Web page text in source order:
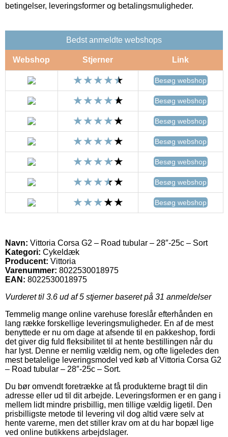
betingelser, leveringsformer og betalingsmuligheder.
Bedst anmeldte webshops
Webshop Stjerner Link
Besøg webshop
Besøg webshop
Besøg webshop
Besøg webshop
Besøg webshop
Besøg webshop
Besøg webshop
Navn: Vittoria Corsa G2 – Road tubular – 28″-25c – Sort
Kategori: Cykeldæk
Producent: Vittoria
Varenummer: 8022530018975
EAN: 8022530018975
Vurderet til 3.6 ud af 5 stjerner baseret på 31 anmeldelser
Temmelig mange online varehuse foreslår efterhånden en
lang række forskellige leveringsmuligheder. En af de mest
benyttede er nu om dage at afsende til en pakkeshop, fordi
det giver dig fuld fleksibilitet til at hente bestillingen når du
har lyst. Denne er nemlig vældig nem, og ofte ligeledes den
mest betalelige leveringsmodel ved køb af Vittoria Corsa G2
– Road tubular – 28″-25c – Sort.
Du bør omvendt foretrække at få produkterne bragt til din
adresse eller ud til dit arbejde. Leveringsformen er en gang i
mellem lidt mindre prisbillig, men tillige vældig ligetil. Den
prisbilligste metode til levering vil dog altid være selv at
hente varerne, men det stiller krav om at du har bopæl lige
ved online butikkens arbejdslager.